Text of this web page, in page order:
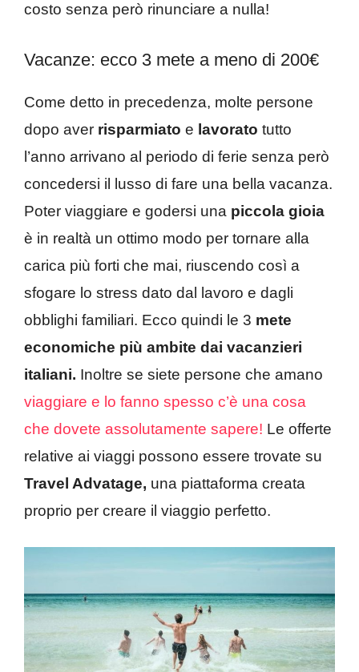
costo senza però rinunciare a nulla!
Vacanze: ecco 3 mete a meno di 200€
Come detto in precedenza, molte persone
dopo aver risparmiato e lavorato tutto
l’anno arrivano al periodo di ferie senza però
concedersi il lusso di fare una bella vacanza.
Poter viaggiare e godersi una piccola gioia
è in realtà un ottimo modo per tornare alla
carica più forti che mai, riuscendo così a
sfogare lo stress dato dal lavoro e dagli
obblighi familiari. Ecco quindi le 3 mete
economiche più ambite dai vacanzieri
italiani. Inoltre se siete persone che amano
viaggiare e lo fanno spesso c’è una cosa
che dovete assolutamente sapere! Le offerte
relative ai viaggi possono essere trovate su
Travel Advatage, una piattaforma creata
proprio per creare il viaggio perfetto.